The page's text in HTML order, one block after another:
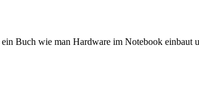
Buch wie man Hardware im Notebook einbaut